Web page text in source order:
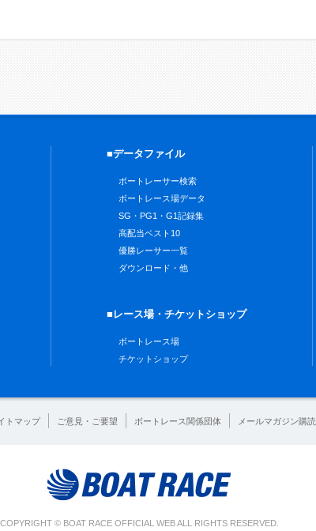
■データファイル
ボートレーサー検索
ボートレース場データ
SG・PG1・G1記録集
高配当ベスト10
優勝レーサー一覧
ダウンロード・他
■レース場・チケットショップ
ボートレース場
チケットショップ
トマップ ご意見・ご要望 ボートレース関係団体 メールマガジン購読
COPYRIGHT © BOAT RACE OFFICIAL WEB ALL RIGHTS RESERVED.